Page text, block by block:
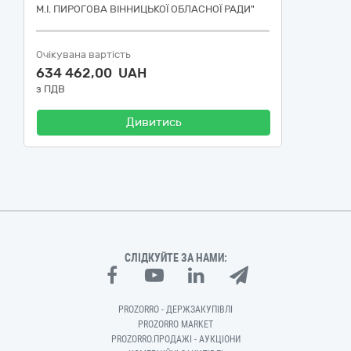
М.І. ПИРОГОВА ВІННИЦЬКОЇ ОБЛАСНОЇ РАДИ"
Очікувана вартість
634 462,00 UAH
з ПДВ
Дивитись
СЛІДКУЙТЕ ЗА НАМИ:
PROZORRO - ДЕРЖЗАКУПІВЛІ
PROZORRO MARKET
PROZORRO.ПРОДАЖІ - АУКЦІОНИ